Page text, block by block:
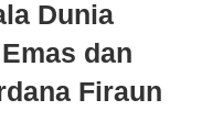
Dunia
dan
Firaun